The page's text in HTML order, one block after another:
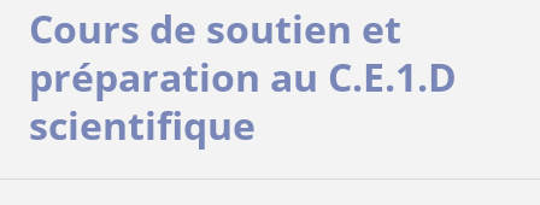
Cours de soutien et
préparation au C.E.1.D
scientifique